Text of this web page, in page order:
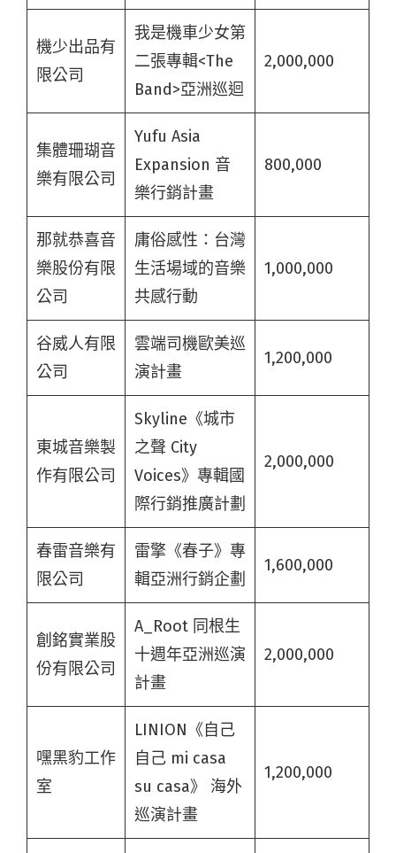
機少出品有
限公司
我是機車少女第
二張專輯<The
Band>亞洲巡迴
2,000,000
集體珊瑚音
樂有限公司
Yufu Asia
Expansion ⾳
樂⾏銷計畫
800,000
那就恭喜音
樂股份有限
公司
庸俗感性：台灣
生活場域的音樂
共感行動
1,000,000
谷威人有限
公司
雲端司機歐美巡
演計畫
1,200,000
東城音樂製
作有限公司
Skyline《城市
之聲 City
Voices》專輯國
際行銷推廣計劃
2,000,000
春雷音樂有
限公司
雷擎《春子》專
輯亞洲行銷企劃
1,600,000
創銘實業股
份有限公司
A_Root 同根生
十週年亞洲巡演
計畫
2,000,000
嘿黑豹工作
室
LINION《自己
自己 mi casa
su casa》 海外
巡演計畫
1,200,000